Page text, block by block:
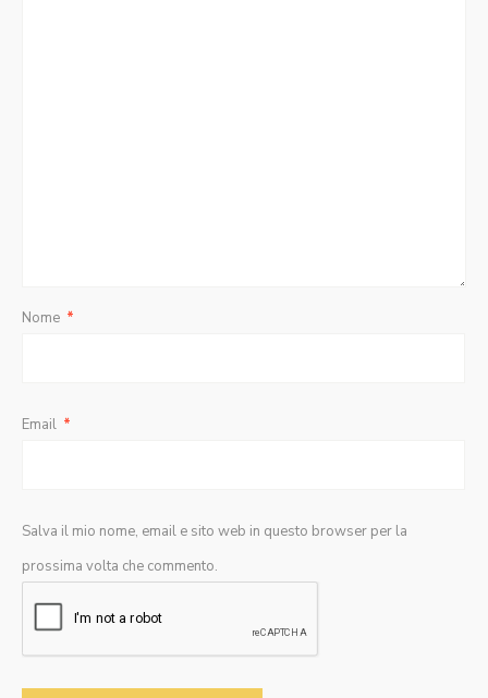
Nome *
Email *
Salva il mio nome, email e sito web in questo browser per la
prossima volta che commento.